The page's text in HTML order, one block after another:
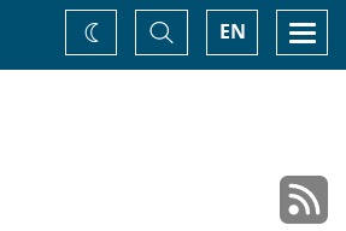
EN
Basculer
la
recherche
Changez
de